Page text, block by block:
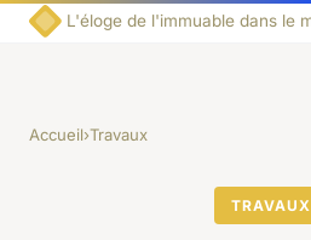
L'éloge de l'immuable dans le
Accueil›Travaux
TRAVAUX